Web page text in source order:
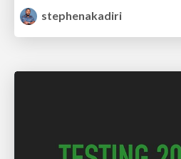
stephenakadiri